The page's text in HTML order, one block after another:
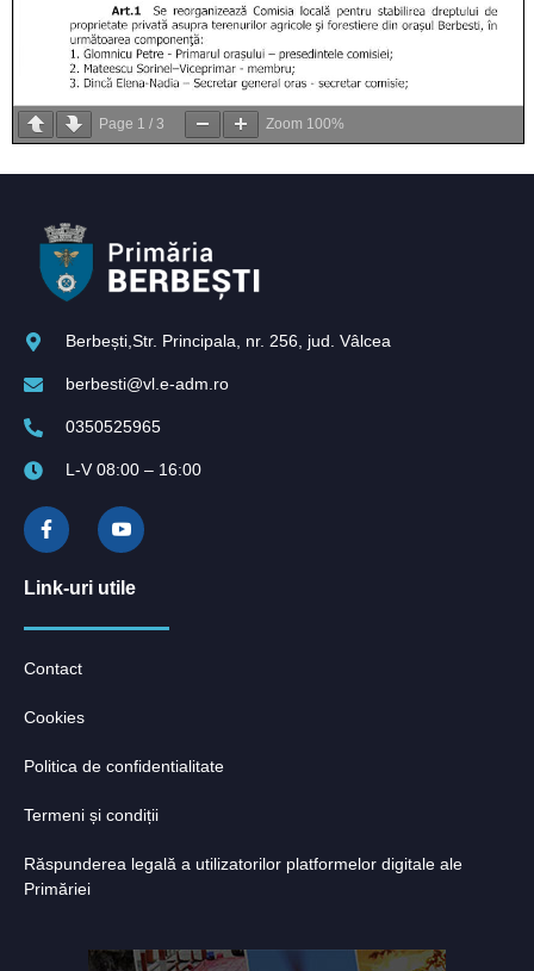
Page 1 / 3 Zoom 100%
Berbești,Str. Principala, nr. 256, jud. Vâlcea
berbesti@vl.e-adm.ro
0350525965
L-V 08:00 – 16:00
Link-uri utile
Contact
Cookies
Politica de confidentialitate
Termeni și condiții
Răspunderea legală a utilizatorilor platformelor digitale ale
Primăriei